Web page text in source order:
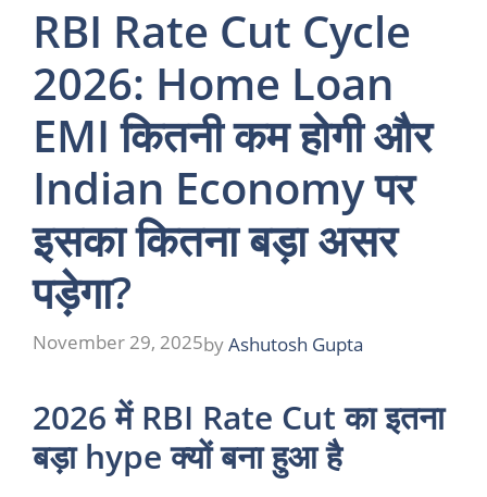
RBI Rate Cut Cycle
2026: Home Loan
EMI कितनी कम होगी और
Indian Economy पर
इसका कितना बड़ा असर
पड़ेगा?
November 29, 2025byAshutosh Gupta
2026 में RBI Rate Cut का इतना
बड़ा hype क्यों बना हुआ है